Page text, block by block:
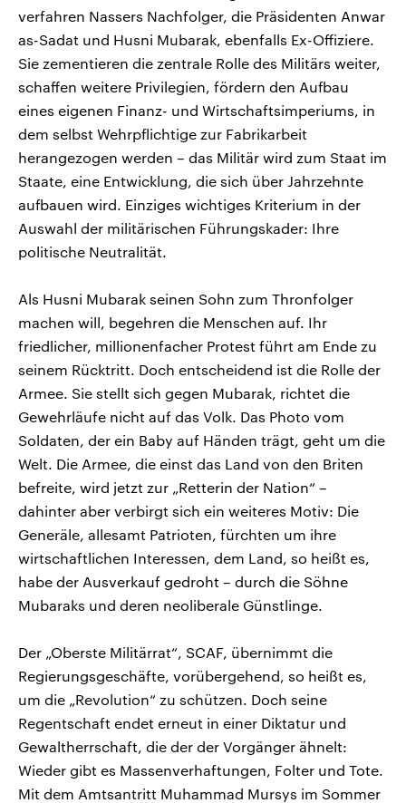
verfahren Nassers Nachfolger, die Präsidenten Anwar
as-Sadat und Husni Mubarak, ebenfalls Ex-Offiziere.
Sie zementieren die zentrale Rolle des Militärs weiter,
schaffen weitere Privilegien, fördern den Aufbau
eines eigenen Finanz- und Wirtschaftsimperiums, in
dem selbst Wehrpflichtige zur Fabrikarbeit
herangezogen werden – das Militär wird zum Staat im
Staate, eine Entwicklung, die sich über Jahrzehnte
aufbauen wird. Einziges wichtiges Kriterium in der
Auswahl der militärischen Führungskader: Ihre
politische Neutralität.
Als Husni Mubarak seinen Sohn zum Thronfolger
machen will, begehren die Menschen auf. Ihr
friedlicher, millionenfacher Protest führt am Ende zu
seinem Rücktritt. Doch entscheidend ist die Rolle der
Armee. Sie stellt sich gegen Mubarak, richtet die
Gewehrläufe nicht auf das Volk. Das Photo vom
Soldaten, der ein Baby auf Händen trägt, geht um die
Welt. Die Armee, die einst das Land von den Briten
befreite, wird jetzt zur „Retterin der Nation“ –
dahinter aber verbirgt sich ein weiteres Motiv: Die
Generäle, allesamt Patrioten, fürchten um ihre
wirtschaftlichen Interessen, dem Land, so heißt es,
habe der Ausverkauf gedroht – durch die Söhne
Mubaraks und deren neoliberale Günstlinge.
Der „Oberste Militärrat“, SCAF, übernimmt die
Regierungsgeschäfte, vorübergehend, so heißt es,
um die „Revolution“ zu schützen. Doch seine
Regentschaft endet erneut in einer Diktatur und
Gewaltherrschaft, die der der Vorgänger ähnelt:
Wieder gibt es Massenverhaftungen, Folter und Tote.
Mit dem Amtsantritt Muhammad Mursys im Sommer